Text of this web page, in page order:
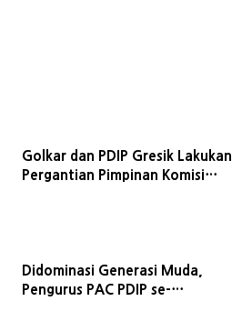
Golkar dan PDIP Gresik Lakukan
Pergantian Pimpinan Komisi
Didominasi Generasi Muda,
Pengurus PAC PDIP se-